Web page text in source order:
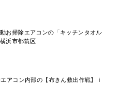
お掃除エアコンの「キッチンタオル
浜市都筑区
アコン内部の【布きん救出作戦】ｉ